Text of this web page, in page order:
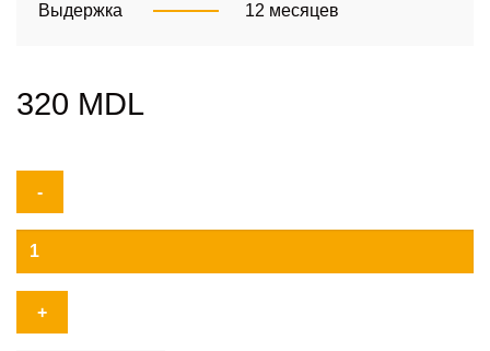
Выдержка 12 месяцев
320 MDL
Количество
Cabernet
Sauvignon